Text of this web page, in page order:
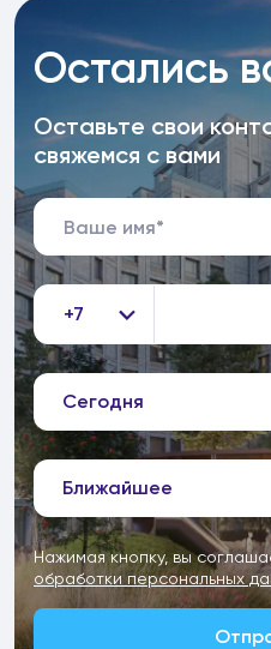
Остались
Оставьте свои
свяжемся с вами
+7
Сегодня
Ближайшее
Нажимая кнопку, вы
обработки персональных